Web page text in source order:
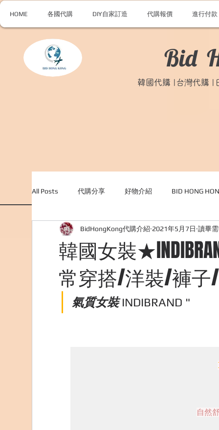
HOME 各國代購 DIY自家訂造 代購報價 進行付款
Bid
韓國代購 |台灣代購 |
All Posts 代購分享 好物介紹 BID HONG
外國購物網站介紹 ABOUT ME ABOUT
美食團購 購物 台灣代購網站
韓國女裝
常穿搭/洋裝/褲子
BidHongKong代購介紹 2021年5月7日 讀畢
氣質女裝 INDIBRAND "
自然